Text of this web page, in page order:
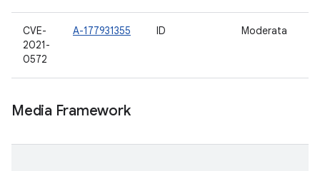
CVE-
2021-
0572
A-177931355 ID Moderata
Media Framework